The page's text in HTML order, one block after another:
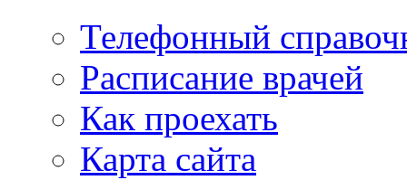
Телефонный
Расписание врачей
Как проехать
Карта сайта